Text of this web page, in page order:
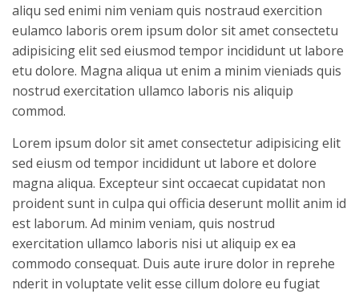
aliqu sed enimi nim veniam quis nostraud exercition
eulamco laboris orem ipsum dolor sit amet consectetu
adipisicing elit sed eiusmod tempor incididunt ut labore
etu dolore. Magna aliqua ut enim a minim vieniads quis
nostrud exercitation ullamco laboris nis aliquip
commod.
Lorem ipsum dolor sit amet consectetur adipisicing elit
sed eiusm od tempor incididunt ut labore et dolore
magna aliqua. Excepteur sint occaecat cupidatat non
proident sunt in culpa qui officia deserunt mollit anim id
est laborum. Ad minim veniam, quis nostrud
exercitation ullamco laboris nisi ut aliquip ex ea
commodo consequat. Duis aute irure dolor in reprehe
nderit in voluptate velit esse cillum dolore eu fugiat